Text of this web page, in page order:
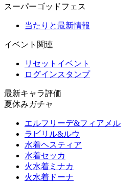
スーパーゴッドフェス
当たりと最新情報
イベント関連
リセットイベント
ログインスタンプ
最新キャラ評価
夏休みガチャ
エルフリーデ&フィアメル
ラビリル&ルウ
水着ヘスティア
水着セッカ
火水着ミナカ
火水着ドーナ